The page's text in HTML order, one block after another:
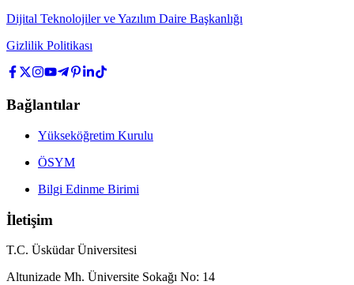
Dijital Teknolojiler ve Yazılım Daire Başkanlığı
Gizlilik Politikası
Bağlantılar
Yükseköğretim Kurulu
ÖSYM
Bilgi Edinme Birimi
İletişim
T.C. Üsküdar Üniversitesi
Altunizade Mh. Üniversite Sokağı No: 14